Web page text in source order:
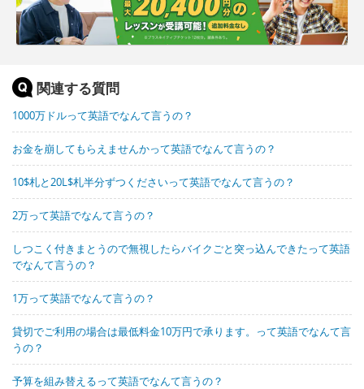
関連する質問
1000万ドルって英語でなんて言うの？
お金を崩してもらえませんかって英語でなんて言うの？
10$札と20L$札半分ずつくださいって英語でなんて言うの？
2万って英語でなんて言うの？
しつこく付きまとうので無視したらバイクごと突っ込んできたって英語
でなんて言うの？
1万って英語でなんて言うの？
貸切でご利用の場合は最低料金10万円で承ります。って英語でなんて言
うの？
予算を組み替えるって英語でなんて言うの？